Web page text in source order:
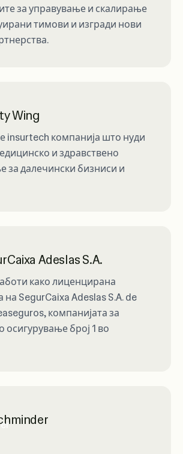
за управување и скалирање
тимови и изгради нови
Wing
insurtech компанија што нуди
и здравствено
за далечински бизниси и
Adeslas S.A.
како лиценцирана
на SegurCaixa Adeslas S.A. de
компанијата за
осигурување број 1 во